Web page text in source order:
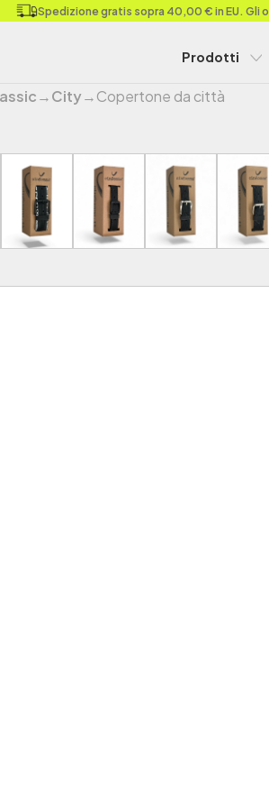
Spedizione gratis sopra 40,00 € in EU. Gli
Prodotti
→City→Copertone da città